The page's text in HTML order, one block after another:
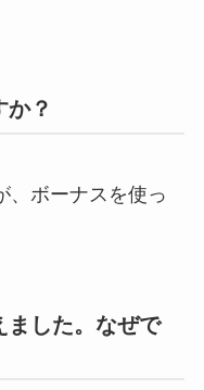
か？
、ボーナスを使っ
ました。なぜで